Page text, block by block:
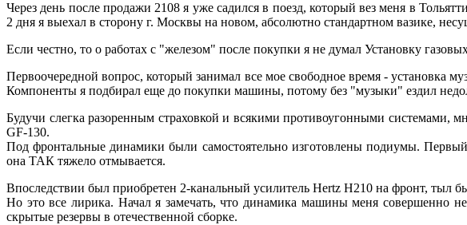
Через день после продажи 2108 я уже садился в поезд, который вез меня в
2 дня я выехал в сторону г. Москвы на новом, абсолютно стандартном вазике,
Если честно, то о работах с "железом" после покупки я не думал Установку
Первоочередной вопрос, который занимал все мое свободное время - установка
Компоненты я подбирал еще до покупки машины, потому без "музыки" ездил
Будучи слегка разоренным страховкой и всякими противоугонными
GF-130.
Под фронтальные динамики были самостоятельно изготовлены подиумы.
она ТАК тяжело отмывается.
Впоследствии был приобретен 2-канальный усилитель Hertz H210 на фронт, тыл
Но это все лирика. Начал я замечать, что динамика машины меня совершенно
скрытые резервы в отечественной сборке.